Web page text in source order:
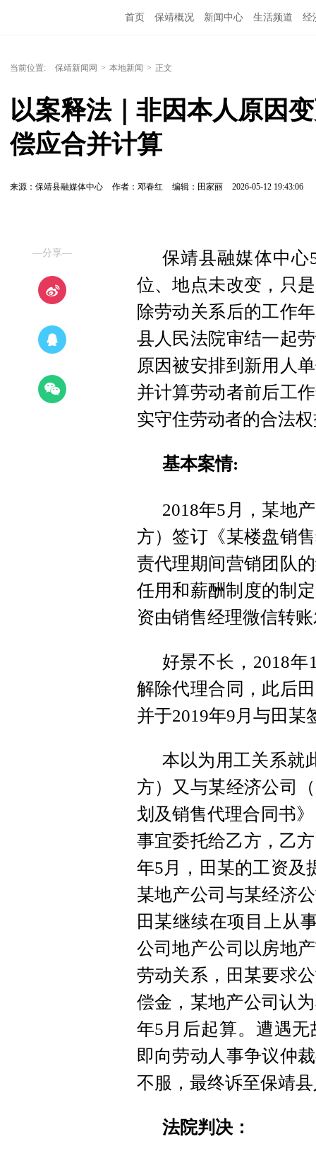
首页 保靖概况 新闻中心 生活频道 经
当前位置: 保靖新闻网 > 本地新闻 > 正文
以案释法｜非因本人原因
偿应合并计算
来源：保靖县融媒体中心 作者：邓春红 编辑：田家丽 2026-05-12 19:43:06
—分享—
保靖县融媒体中心
位、地点未改变，只
除劳动关系后的工作
县人民法院审结一起
原因被安排到新用人
并计算劳动者前后工
实守住劳动者的合法
基本案情:
2018年5月，某地
方）签订《某楼盘销
责代理期间营销团队
任用和薪酬制度的制
资由销售经理微信转
好景不长，2018
解除代理合同，此后
并于2019年9月与田某
本以为用工关系就
方）又与某经济公司
划及销售代理合同书
事宜委托给乙方，乙
年5月，田某的工资及
某地产公司与某经济
田某继续在项目上从
公司地产公司以房地
劳动关系，田某要求
偿金，某地产公司认
年5月后起算。遭遇
即向劳动人事争议仲
不服，最终诉至保靖
法院判决：